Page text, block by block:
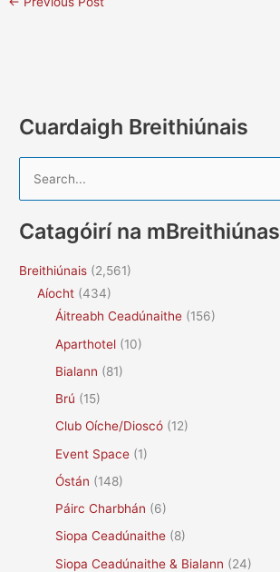
Cuardaigh Breithiúnais
r
c
Catagóirí na mBreithiúnas
Breithiúnais (2,561)
Aíocht (434)
Áitreabh Ceadúnaithe (156)
Aparthotel (10)
Bialann (81)
Brú (15)
Club Oíche/Dioscó (12)
Event Space (1)
Óstán (148)
Páirc Charbhán (6)
Siopa Ceadúnaithe (8)
Siopa Ceadúnaithe & Bialann (24)